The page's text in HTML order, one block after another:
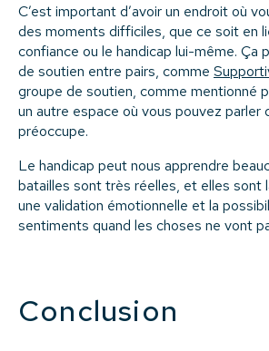
C’est important d’avoir un endroit où
des moments difficiles, que ce soit en
confiance ou le handicap lui-même. Ça
de soutien entre pairs, comme
groupe de soutien, comme mentionné
un autre espace où vous pouvez parler
préoccupe.
Le handicap peut nous apprendre
batailles sont très réelles, et elles sont
une validation émotionnelle et la
sentiments quand les choses ne vont
Conclusion